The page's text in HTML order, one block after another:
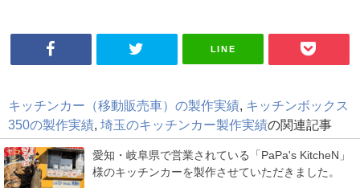
LINE
キッチンカー（移動販売車）の製作実績 キッチンボックス
350の製作実績 埼玉のキッチンカー製作実績の関連記事
愛知・岐阜県で営業されている「PaPa's KitcheN」
様のキッチンカーを製作させていただきました。